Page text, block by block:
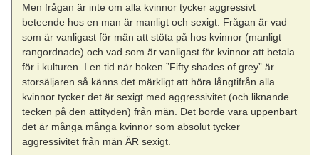
Men frågan är inte om alla kvinnor tycker aggressivt
beteende hos en man är manligt och sexigt. Frågan är vad
som är vanligast för män att stöta på hos kvinnor (manligt
rangordnade) och vad som är vanligast för kvinnor att betala
för i kulturen. I en tid när boken ”Fifty shades of grey” är
storsäljaren så känns det märkligt att höra långtifrån alla
kvinnor tycker det är sexigt med aggressivitet (och liknande
tecken på den attityden) från män. Det borde vara uppenbart
det är många många kvinnor som absolut tycker
aggressivitet från män ÄR sexigt.